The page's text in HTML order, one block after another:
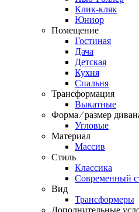
Клик-кляк
Юниор
Помещение
Гостиная
Дача
Детская
Кухня
Спальня
Трансформация
Выкатные
Форма ⁄ размер
Угловые
Материал
Массив
Стиль
Классика
Современный
Вид
Трансформеры